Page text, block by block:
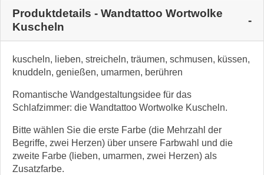
Produktdetails - Wandtattoo Wortwolke
Kuscheln
kuscheln, lieben, streicheln, träumen, schmusen, küssen,
knuddeln, genießen, umarmen, berühren
Romantische Wandgestaltungsidee für das
Schlafzimmer: die Wandtattoo Wortwolke Kuscheln.
Bitte wählen Sie die erste Farbe (die Mehrzahl der
Begriffe, zwei Herzen) über unsere Farbwahl und die
zweite Farbe (lieben, umarmen, zwei Herzen) als
Zusatzfarbe.